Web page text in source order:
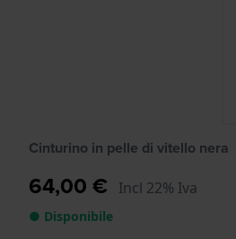
Cinturino in pelle di vitello nera
64,00 € Incl 22% Iva
● Disponibile